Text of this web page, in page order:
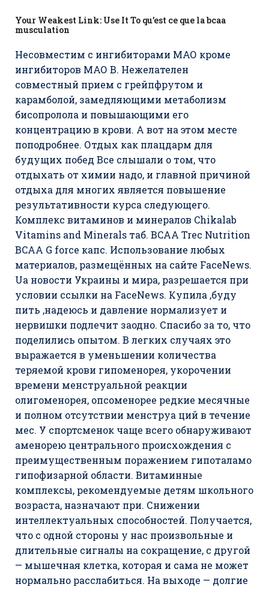
Your Weakest Link: Use It To qu’est ce que la bcaa
musculation
Несовместим с ингибиторами МАО кроме
ингибиторов МАО В. Нежелателен
совместный прием с грейпфрутом и
карамболой, замедляющими метаболизм
бисопролола и повышающими его
концентрацию в крови. А вот на этом месте
поподробнее. Отдых как плацдарм для
будущих побед Все слышали о том, что
отдыхать от химии надо, и главной причиной
отдыха для многих является повышение
результативности курса следующего.
Комплекс витаминов и минералов Chikalab
Vitamins and Minerals таб. BCAA Trec Nutrition
BCAA G force капс. Использование любых
материалов, размещённых на сайте FaceNews.
Ua новости Украины и мира, разрешается при
условии ссылки на FaceNews. Купила ,буду
пить ,надеюсь и давление нормализует и
нервишки подлечит заодно. Спасибо за то, что
поделились опытом. В легких случаях это
выражается в уменьшении количества
теряемой крови гипоменорея, укорочении
времени менструальной реакции
олигоменорея, опсоменорее редкие месячные
и полном отсутствии менструа ций в течение
мес. У спортсменок чаще всего обнаруживают
аменорею центрального происхождения с
преимущественным поражением гипоталамо
гипофизарной области. Витаминные
комплексы, рекомендуемые детям школьного
возраста, назначают при. Снижении
интеллектуальных способностей. Получается,
что с одной стороны у нас произвольные и
длительные сигналы на сокращение, с другой
— мышечная клетка, которая и сама не может
нормально расслабиться. На выходе — долгие